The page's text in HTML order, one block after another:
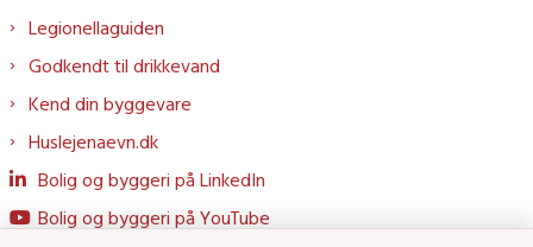
Legionellaguiden
Godkendt til drikkevand
Kend din byggevare
Huslejenaevn.dk
Bolig og byggeri på LinkedIn
Bolig og byggeri på YouTube